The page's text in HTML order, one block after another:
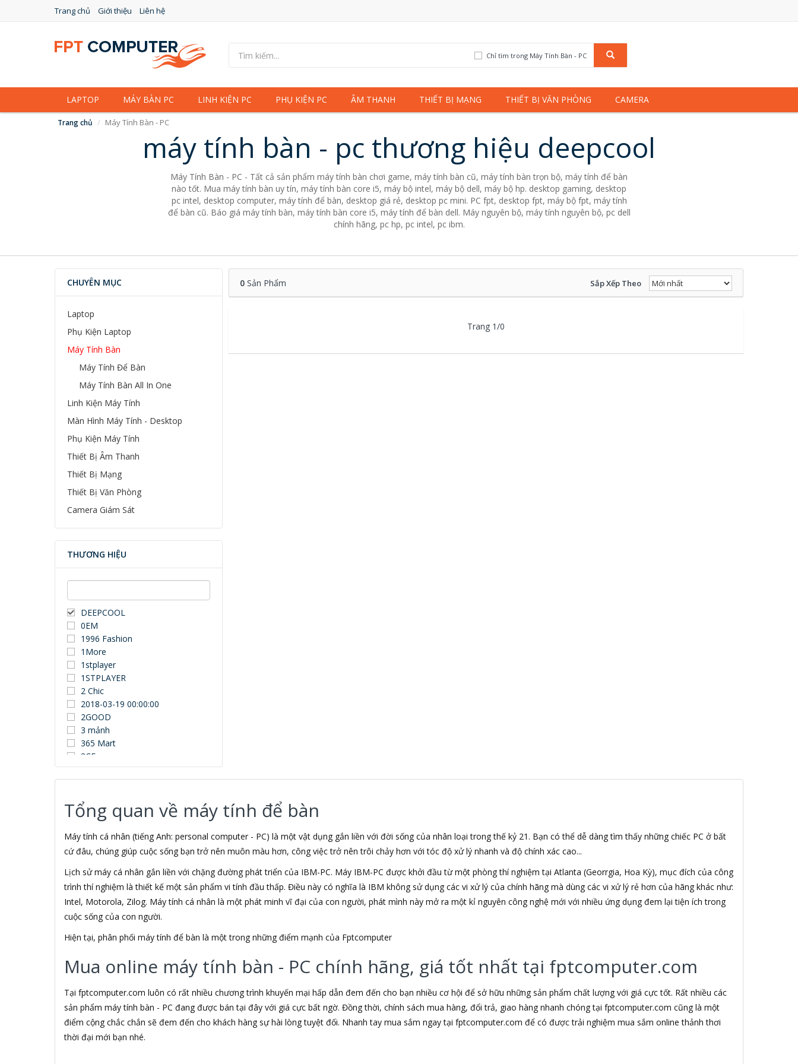
Trang chủ Giới thiệu Liên hệ
Chỉ tìm trong Máy Tính Bàn - PC
LAPTOP MÁY BÀN PC LINH KIỆN PC PHỤ KIỆN PC ÂM THANH THIẾT BỊ MẠNG THIẾT BỊ VĂN PHÒNG CAMERA
Trang chủ Máy Tính Bàn - PC
máy tính bàn - pc thương hiệu deepcool
Máy Tính Bàn - PC - Tất cả sản phẩm máy tính bàn chơi game, máy tính bàn cũ, máy tính bàn trọn bộ, máy tính để bàn
nào tốt. Mua máy tính bàn uy tín, máy tính bàn core i5, máy bộ intel, máy bộ dell, máy bộ hp. desktop gaming, desktop
pc intel, desktop computer, máy tính để bàn, desktop giá rẻ, desktop pc mini. PC fpt, desktop fpt, máy bộ fpt, máy tính
để bàn cũ. Báo giá máy tính bàn, máy tính bàn core i5, máy tính để bàn dell. Máy nguyên bộ, máy tính nguyên bộ, pc dell
chính hãng, pc hp, pc intel, pc ibm.
CHUYÊN MỤC
Laptop
Phụ Kiện Laptop
Máy Tính Bàn
Máy Tính Để Bàn
Máy Tính Bàn All In One
Linh Kiện Máy Tính
Màn Hình Máy Tính - Desktop
Phụ Kiện Máy Tính
Thiết Bị Âm Thanh
Thiết Bị Mạng
Thiết Bị Văn Phòng
Camera Giám Sát
THƯƠNG HIỆU
DEEPCOOL
0EM
1996 Fashion
1More
1stplayer
1STPLAYER
2 Chic
2018-03-19 00:00:00
2GOOD
3 mảnh
365 Mart
3CE
3Dconnexion
3DUN
3M
3NOD
3OneData
4D
5ASYSTEMS
7Gift Shop
8848
A 100+
A Bonne
A Brand
A & T
Aardvark
Abel
Abo
ACASIS
Acatel
Acbel
0Sản Phẩm Sắp Xếp Theo
Trang 1/0
Tổng quan về máy tính để bàn
Máy tính cá nhân (tiếng Anh: personal computer - PC) là một vật dụng gắn liền với đời sống của nhân loại trong thế kỷ 21. Bạn có thể dễ dàng tìm thấy những chiếc PC ở bất
cứ đâu, chúng giúp cuộc sống bạn trở nên muôn màu hơn, công việc trở nên trôi chảy hơn với tóc độ xử lý nhanh và độ chính xác cao...
Lịch sử máy cá nhân gắn liền với chặng đường phát triển của IBM-PC. Máy IBM-PC được khởi đầu từ một phòng thí nghiệm tại Atlanta (Georrgia, Hoa Kỳ), mục đích của công
trình thí nghiệm là thiết kế một sản phẩm vi tính đầu thấp. Điều này có nghĩa là IBM không sử dụng các vi xử lý của chính hãng mà dùng các vi xử lý rẻ hơn của hãng khác như:
Intel, Motorola, Zilog. Máy tính cá nhân là một phát minh vĩ đại của con người, phát mình này mở ra một kỉ nguyên công nghệ mới với nhiều ứng dụng đem lại tiện ích trong
cuộc sống của con người.
Hiện tại, phân phối máy tính để bàn là một trong những điểm mạnh của Fptcomputer
Mua online máy tính bàn - PC chính hãng, giá tốt nhất tại fptcomputer.com
Tại fptcomputer.com luôn có rất nhiều chương trình khuyến mại hấp dẫn đem đến cho bạn nhiều cơ hội để sở hữu những sản phẩm chất lượng với giá cực tốt. Rất nhiều các
sản phẩm máy tính bàn - PC đang được bán tại đây với giá cực bất ngờ. Đồng thời, chính sách mua hàng, đổi trả, giao hàng nhanh chóng tại fptcomputer.com cũng là một
điểm cộng chắc chắn sẽ đem đến cho khách hàng sự hài lòng tuyệt đối. Nhanh tay mua sắm ngay tại fptcomputer.com để có được trải nghiệm mua sắm online thảnh thơi
thời đại mới bạn nhé.